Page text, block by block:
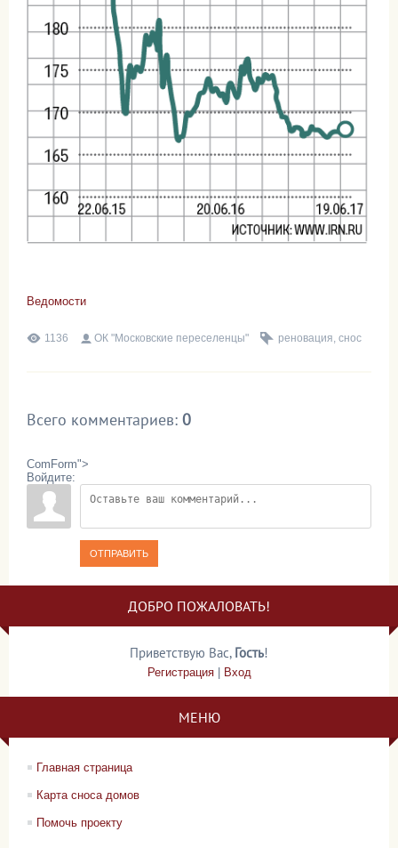
Ведомости
1136 ОК "Московские переселенцы" реновация, снос
Всего комментариев: 0
ComForm">
Войдите:
ОТПРАВИТЬ
ДОБРО ПОЖАЛОВАТЬ!
Приветствую Вас, Гость!
Регистрация| Вход
МЕНЮ
Главная страница
Карта сноса домов
Помочь проекту